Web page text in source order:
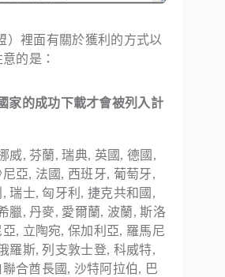
）裡面有關於獲利的方式以
的是：
家的成功下載才會被列入計
威, 芬蘭, 瑞典, 英國, 德國,
亞, 法國, 西班牙, 葡萄牙,
瑞士, 匈牙利, 捷克共和國,
臘, 丹麥, 愛爾蘭, 波蘭, 斯洛
, 立陶宛, 保加利亞, 羅馬尼
羅斯, 列支敦士登, 科威特,
合酋長國, 沙特阿拉伯, 巴